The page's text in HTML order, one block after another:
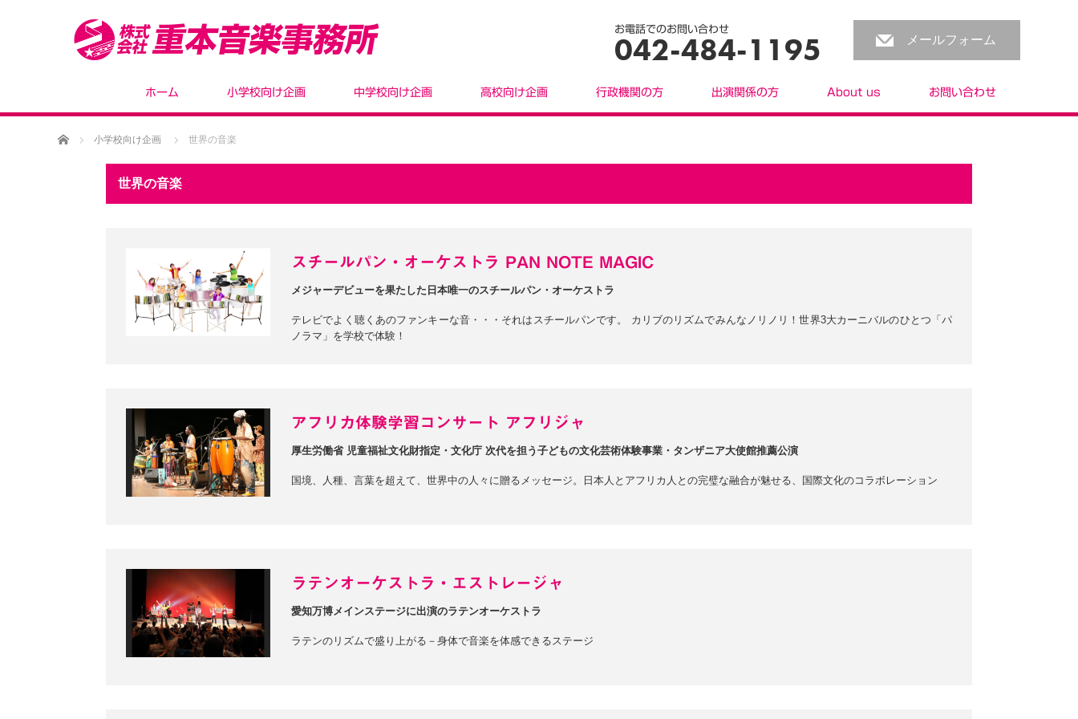
お電話でのお問い合わせ
042-484-1195 メールフォーム
ホーム 小学校向け企画 中学校向け企画 高校向け企画 行政機関の方 出演関係の方 About us お問い合わせ
ホーム 小学校向け企画 世界の音楽
世界の音楽
スチールパン・オーケストラ PAN NOTE MAGIC
メジャーデビューを果たした日本唯一のスチールパン・オーケストラ
テレビでよく聴くあのファンキーな音・・・それはスチールパンです。 カリブのリズムでみんなノリノリ！世界3大カーニバルのひとつ「パ
ノラマ」を学校で体験！
アフリカ体験学習コンサート アフリジャ
厚生労働省 児童福祉文化財指定・文化庁 次代を担う子どもの文化芸術体験事業・タンザニア大使館推薦公演
国境、人種、言葉を超えて、世界中の人々に贈るメッセージ。日本人とアフリカ人との完璧な融合が魅せる、国際文化のコラボレーション
ラテンオーケストラ・エストレージャ
愛知万博メインステージに出演のラテンオーケストラ
ラテンのリズムで盛り上がる－身体で音楽を体感できるステージ